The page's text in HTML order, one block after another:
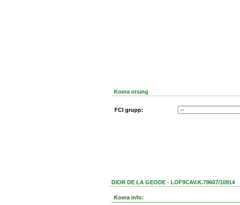
Koera otsing
FCI grupp:
DIOR DE LA GEODE - LOF9CAV.K.79607/10914
Koera info: